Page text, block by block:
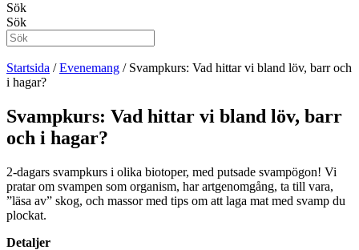
Sök
Sök
Startsida / Evenemang / Svampkurs: Vad hittar vi bland löv, barr och
i hagar?
Svampkurs: Vad hittar vi bland löv, barr
och i hagar?
2-dagars svampkurs i olika biotoper, med putsade svampögon! Vi
pratar om svampen som organism, har artgenomgång, ta till vara,
”läsa av” skog, och massor med tips om att laga mat med svamp du
plockat.
Detaljer